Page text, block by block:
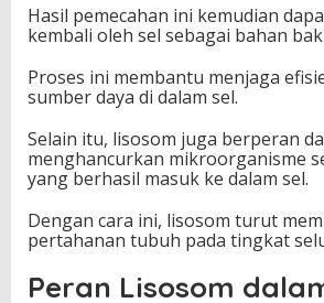
Hasil pemecahan ini kemudian
kembali oleh sel sebagai bahan
Proses ini membantu menjaga
sumber daya di dalam sel.
Selain itu, lisosom juga berperan
menghancurkan mikroorganisme
yang berhasil masuk ke dalam sel.
Dengan cara ini, lisosom turut
pertahanan tubuh pada tingkat
Peran Lisosom